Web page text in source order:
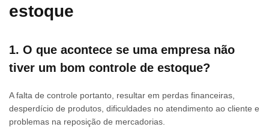
estoque
1. O que acontece se uma empresa não
tiver um bom controle de estoque?
A falta de controle portanto, resultar em perdas financeiras,
desperdício de produtos, dificuldades no atendimento ao cliente e
problemas na reposição de mercadorias.